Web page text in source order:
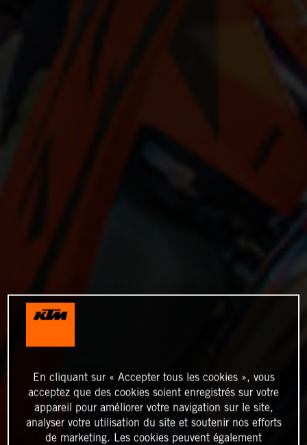
En cliquant sur « Accepter tous les cookies », vous
acceptez que des cookies soient enregistrés sur votre
appareil pour améliorer votre navigation sur le site,
analyser votre utilisation du site et soutenir nos efforts
de marketing. Les cookies peuvent également